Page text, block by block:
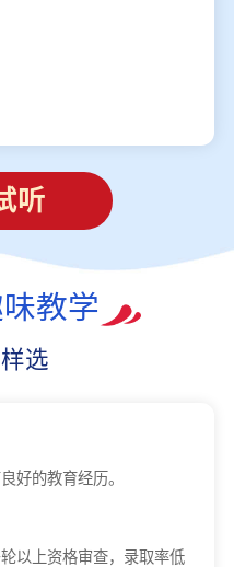
听
教学
选
好的教育经历。
以上资格审查，录取率低